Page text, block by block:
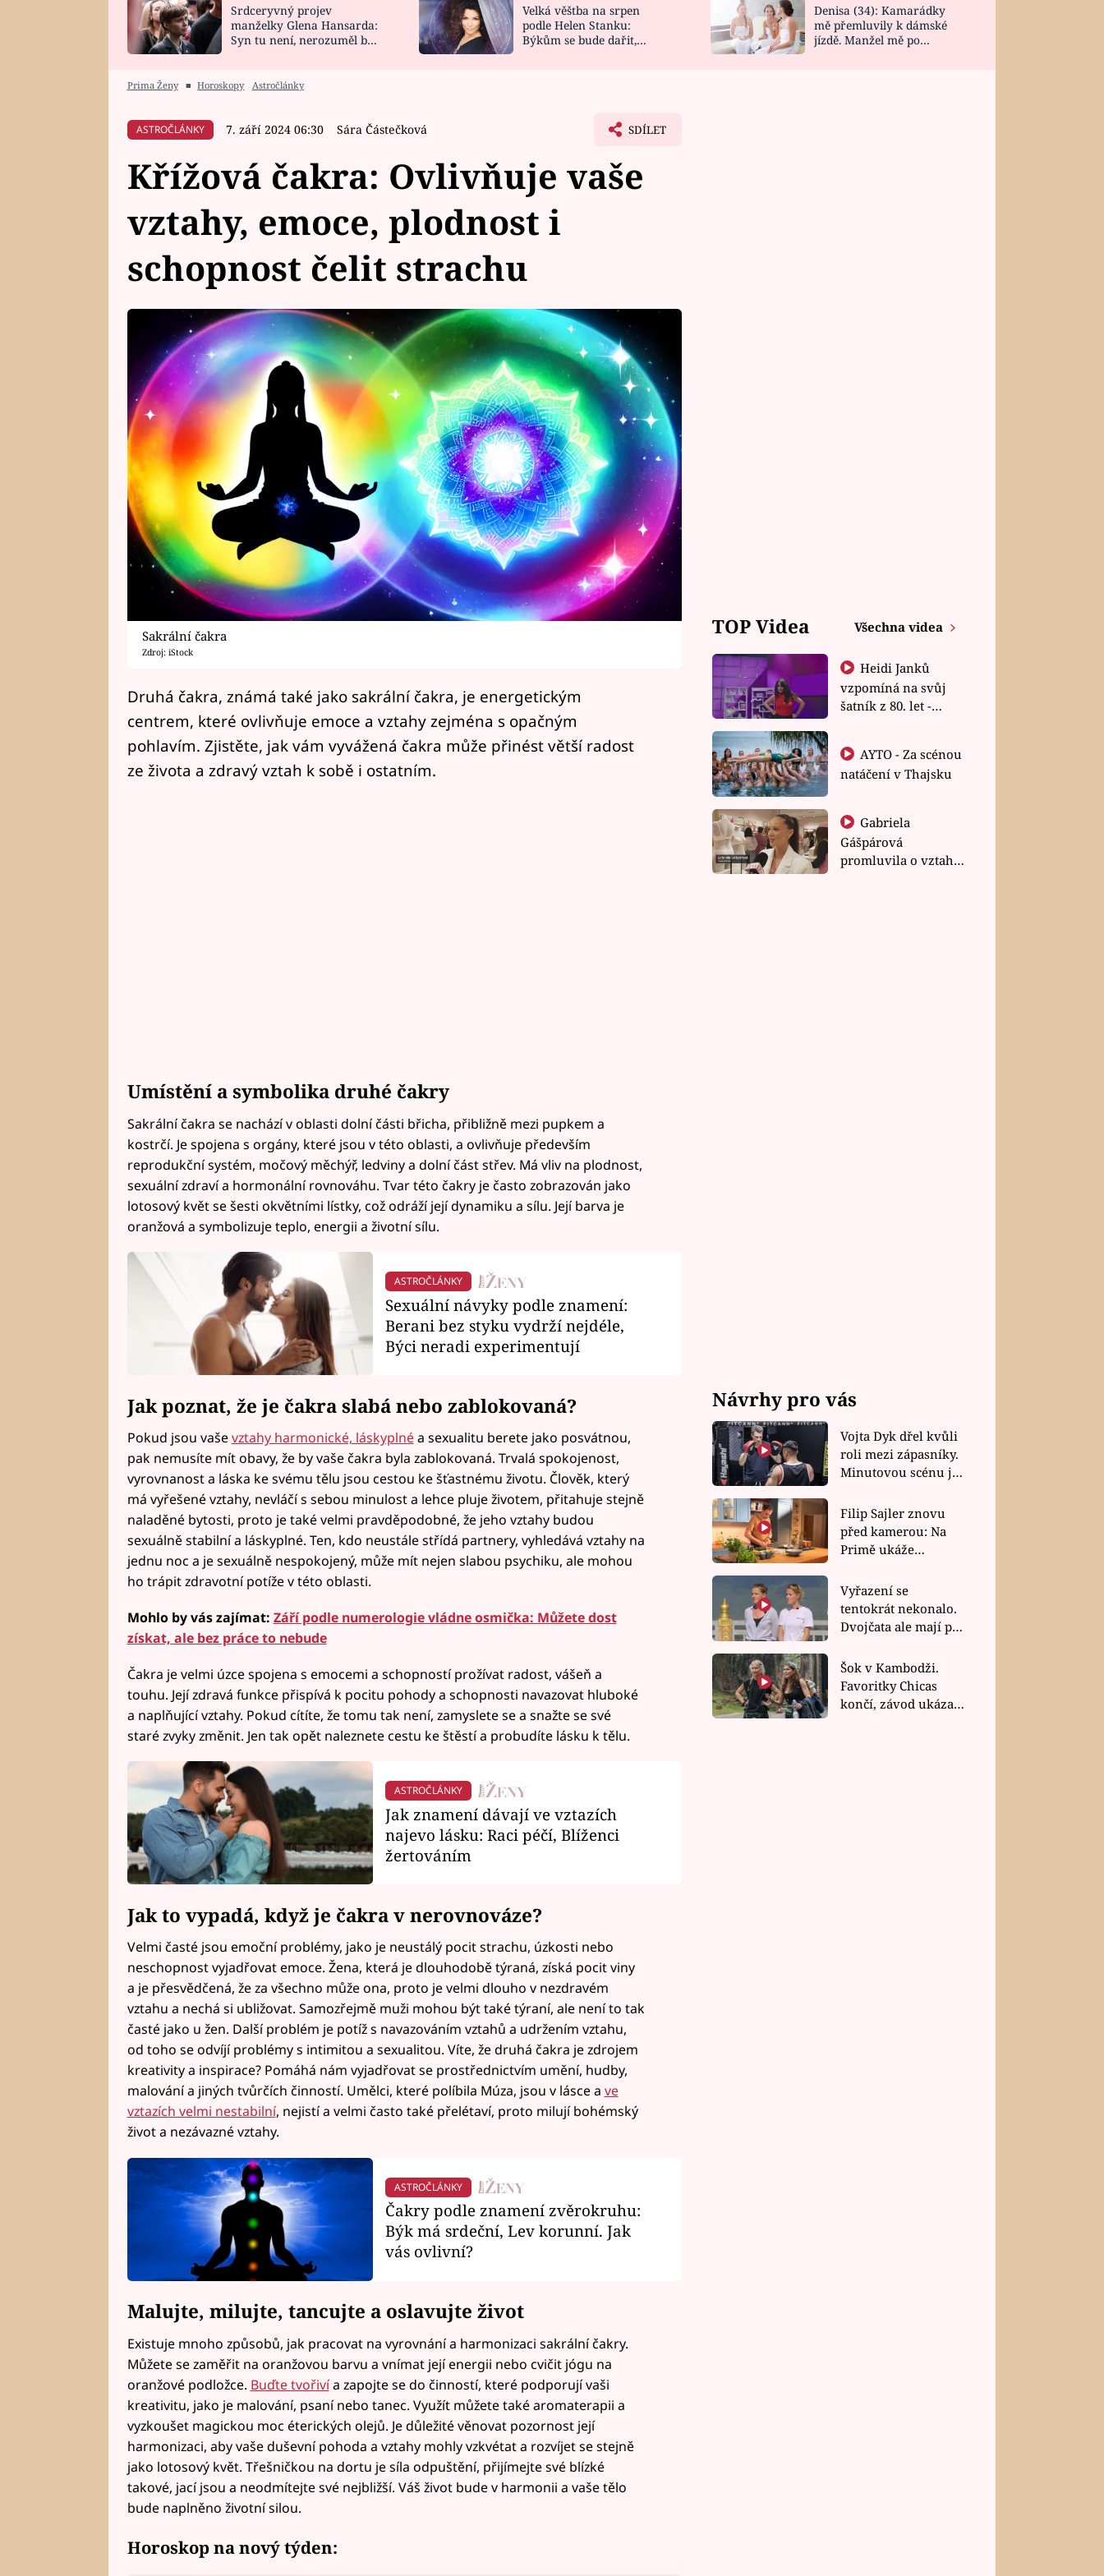
HOROSKOP NA
CELEBRITY
VAŘENÍ
NOVINKY
VIDEORECEPTY
DESIGN
Srdceryvný projev
manželky Glena Hansarda:
Syn tu není, nerozuměl by
Velká věštba na srpen
podle Helen Stanku:
Býkům se bude dařit,
Denisa (34): Kamarádky
mě přemluvily k dámské
jízdě. Manžel mě po
Prima Ženy ■ Horoskopy Astročlánky
ASTROČLÁNKY 7. září 2024 06:30 Sára Částečková SDÍLET
Křížová čakra: Ovlivňuje vaše
vztahy, emoce, plodnost i
schopnost čelit strachu
Sakrální čakra
Zdroj: iStock
Druhá čakra, známá také jako sakrální čakra, je energetickým
centrem, které ovlivňuje emoce a vztahy zejména s opačným
pohlavím. Zjistěte, jak vám vyvážená čakra může přinést větší radost
ze života a zdravý vztah k sobě i ostatním.
Umístění a symbolika druhé čakry
Sakrální čakra se nachází v oblasti dolní části břicha, přibližně mezi pupkem a
kostrčí. Je spojena s orgány, které jsou v této oblasti, a ovlivňuje především
reprodukční systém, močový měchýř, ledviny a dolní část střev. Má vliv na plodnost,
sexuální zdraví a hormonální rovnováhu. Tvar této čakry je často zobrazován jako
lotosový květ se šesti okvětními lístky, což odráží její dynamiku a sílu. Její barva je
oranžová a symbolizuje teplo, energii a životní sílu.
ASTROČLÁNKY
Sexuální návyky podle znamení:
Berani bez styku vydrží nejdéle,
Býci neradi experimentují
Jak poznat, že je čakra slabá nebo zablokovaná?
Pokud jsou vaševztahy harmonické, láskyplnéa sexualitu berete jako posvátnou,
pak nemusíte mít obavy, že by vaše čakra byla zablokovaná. Trvalá spokojenost,
vyrovnanost a láska ke svému tělu jsou cestou ke šťastnému životu. Člověk, který
má vyřešené vztahy, nevláčí s sebou minulost a lehce pluje životem, přitahuje stejně
naladěné bytosti, proto je také velmi pravděpodobné, že jeho vztahy budou
sexuálně stabilní a láskyplné. Ten, kdo neustále střídá partnery, vyhledává vztahy na
jednu noc a je sexuálně nespokojený, může mít nejen slabou psychiku, ale mohou
ho trápit zdravotní potíže v této oblasti.
Mohlo by vás zajímat: Září podle numerologie vládne osmička: Můžete dost
získat, ale bez práce to nebude
Čakra je velmi úzce spojena s emocemi a schopností prožívat radost, vášeň a
touhu. Její zdravá funkce přispívá k pocitu pohody a schopnosti navazovat hluboké
a naplňující vztahy. Pokud cítíte, že tomu tak není, zamyslete se a snažte se své
staré zvyky změnit. Jen tak opět naleznete cestu ke štěstí a probudíte lásku k tělu.
ASTROČLÁNKY
Jak znamení dávají ve vztazích
najevo lásku: Raci péčí, Blíženci
žertováním
Jak to vypadá, když je čakra v nerovnováze?
Velmi časté jsou emoční problémy, jako je neustálý pocit strachu, úzkosti nebo
neschopnost vyjadřovat emoce. Žena, která je dlouhodobě týraná, získá pocit viny
a je přesvědčená, že za všechno může ona, proto je velmi dlouho v nezdravém
vztahu a nechá si ubližovat. Samozřejmě muži mohou být také týraní, ale není to tak
časté jako u žen. Další problém je potíž s navazováním vztahů a udržením vztahu,
od toho se odvíjí problémy s intimitou a sexualitou. Víte, že druhá čakra je zdrojem
kreativity a inspirace? Pomáhá nám vyjadřovat se prostřednictvím umění, hudby,
malování a jiných tvůrčích činností. Umělci, které políbila Múza, jsou v lásce a ve
vztazích velmi nestabilní, nejistí a velmi často také přelétaví, proto milují bohémský
život a nezávazné vztahy.
ASTROČLÁNKY
Čakry podle znamení zvěrokruhu:
Býk má srdeční, Lev korunní. Jak
vás ovlivní?
Malujte, milujte, tancujte a oslavujte život
Existuje mnoho způsobů, jak pracovat na vyrovnání a harmonizaci sakrální čakry.
Můžete se zaměřit na oranžovou barvu a vnímat její energii nebo cvičit jógu na
oranžové podložce. Buďte tvořivía zapojte se do činností, které podporují vaši
kreativitu, jako je malování, psaní nebo tanec. Využít můžete také aromaterapii a
vyzkoušet magickou moc éterických olejů. Je důležité věnovat pozornost její
harmonizaci, aby vaše duševní pohoda a vztahy mohly vzkvétat a rozvíjet se stejně
jako lotosový květ. Třešničkou na dortu je síla odpuštění, přijímejte své blízké
takové, jací jsou a neodmítejte své nejbližší. Váš život bude v harmonii a vaše tělo
bude naplněno životní silou.
Horoskop na nový týden:
TOP Videa Všechna videa
Heidi Janků
vzpomíná na svůj
šatník z 80. let -
natáčení v Thajsku
Gabriela
Gášpárová
promluvila o vztahu
Návrhy pro vás
Vojta Dyk dřel kvůli
roli mezi zápasníky.
Minutovou scénu jel
Filip Sajler znovu
před kamerou: Na
Primě ukáže
rychlé recepty
Vyřazení se
tentokrát nekonalo.
Dvojčata ale mají po
závodu nůž na krku
Šok v Kambodži.
Favoritky Chicas
končí, závod ukázal